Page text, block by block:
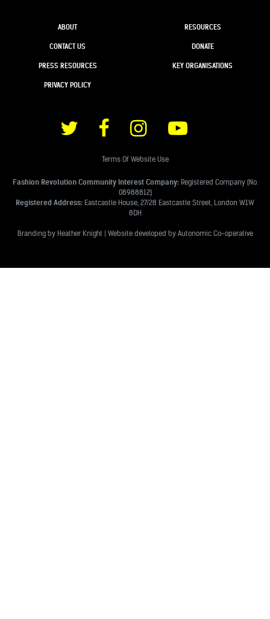
ABOUT RESOURCES
CONTACT US DONATE
PRESS RESOURCES KEY ORGANISATIONS
PRIVACY POLICY
Terms Of Website Use
Fashion Revolution Community Interest Company:Registered Company (No.
08988812)
Registered Address: Eastcastle House, 27/28 Eastcastle Street, London W1W
8DH
Branding by Heather Knight | Website developed by Autonomic Co-operative